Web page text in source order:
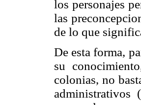
los personajes
las
de lo que
De esta forma,
su
colonias, no